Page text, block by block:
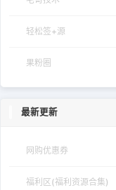
轻松签+源
果粉圈
最新更新
网购优惠券
福利区(福利资源合集)